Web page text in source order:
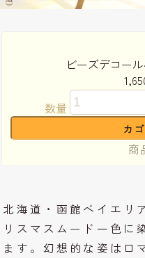
ビーズデコー
数量
商
北海道・函館ベイエリ
リスマスムード一色に
ます。幻想的な姿はロ